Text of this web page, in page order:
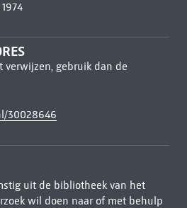
gebruik dan de
30028646
uit de bibliotheek van het
wil doen naar of met behulp